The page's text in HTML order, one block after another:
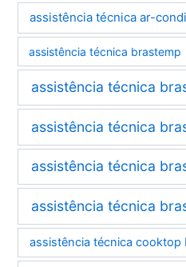
assistência técnica ar-
assistência técnica brastemp
assistência técnica
assistência técnica
assistência técnica
assistência técnica
assistência técnica cooktop